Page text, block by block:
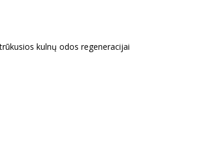
kulnų odos regeneracijai